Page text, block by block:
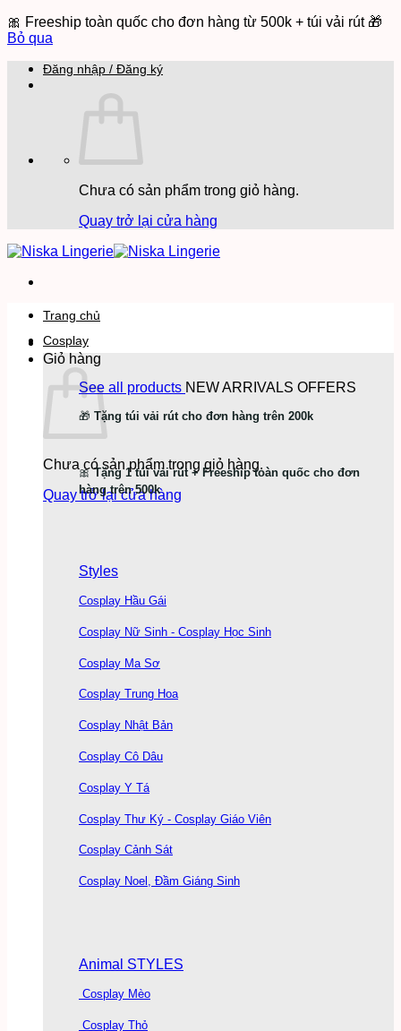
🎀 Freeship toàn quốc cho đơn hàng từ 500k + túi vải rút 🎁
Bỏ qua
qua
Đăng nhập / Đăng ký
Chưa có sản phẩm trong giỏ hàng.
Quay trở lại cửa hàng
Giỏ hàng
Chưa có sản phẩm trong giỏ hàng.
Quay trở lại cửa hàng
Trang chủ
Cosplay
See all products NEW ARRIVALS OFFERS
🎁 Tặng túi vải rút cho đơn hàng trên 200k
🎀Tặng 1 túi vải rút + Freeship toàn quốc cho đơn
hàng trên 500k
Styles
Cosplay Hầu Gái
Cosplay Nữ Sinh - Cosplay Học Sinh
Cosplay Ma Sơ
Cosplay Trung Hoa
Cosplay Nhật Bản
Cosplay Cô Dâu
Cosplay Y Tá
Cosplay Thư Ký - Cosplay Giáo Viên
Cosplay Cảnh Sát
Cosplay Noel, Đầm Giáng Sinh
Animal STYLES
Cosplay Mèo
Cosplay Thỏ